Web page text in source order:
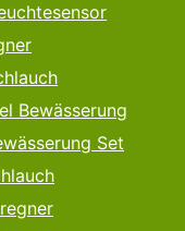
Bewässerung
Set